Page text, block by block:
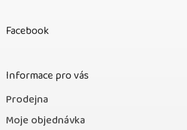
Facebook
Informace pro vás
Prodejna
Moje objednávka